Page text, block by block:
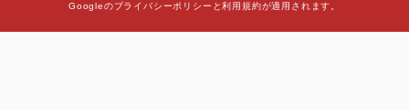
Googleのプライバシーポリシー と利用規約が適用されます。